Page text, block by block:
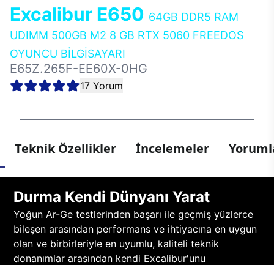
Excalibur E650 64GB DDR5 RAM
UDIMM 500GB M2 8 GB RTX 5060 FREEDOS
OYUNCU BİLGİSAYARI
E65Z.265F-EE60X-0HG
17 Yorum
Teknik Özellikler İncelemeler
Durma Kendi Dünyanı Yarat
Yoğun Ar-Ge testlerinden başarı ile geçmiş yüzlerce
bileşen arasından performans ve ihtiyacına en uygun
olan ve birbirleriyle en uyumlu, kaliteli teknik
donanımlar arasından kendi Excalibur'unu